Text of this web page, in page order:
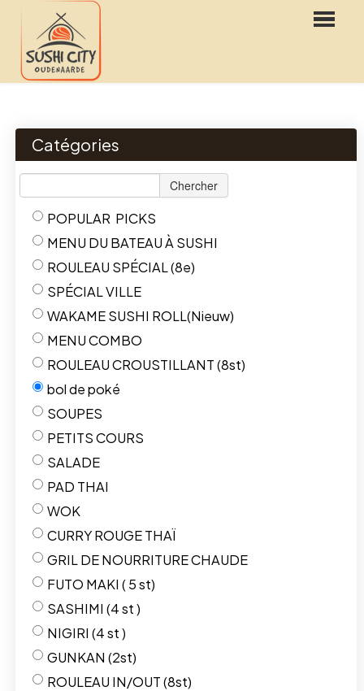
WEBSHOP
MENU
RESERVATIONS
LOGIN
CONTACT
Catégories
Chercher
POPULAR PICKS
MENU DU BATEAU À SUSHI
ROULEAU SPÉCIAL (8e)
SPÉCIAL VILLE
WAKAME SUSHI ROLL(Nieuw)
MENU COMBO
ROULEAU CROUSTILLANT (8st)
bol de poké
SOUPES
PETITS COURS
SALADE
PAD THAI
WOK
CURRY ROUGE THAÏ
GRIL DE NOURRITURE CHAUDE
FUTO MAKI ( 5 st)
SASHIMI (4 st )
NIGIRI (4 st )
GUNKAN (2st)
ROULEAU IN/OUT (8st)